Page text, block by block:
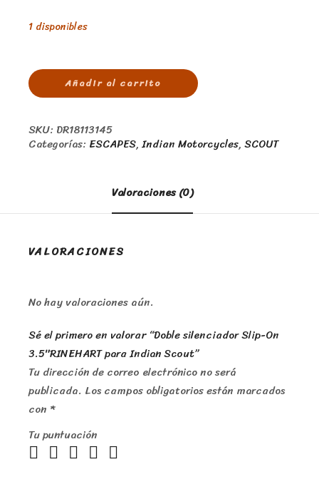
1 disponibles
Añadir al carrito
SKU: DR18113145
Categorías: ESCAPES,Indian Motorcycles,SCOUT
Valoraciones (0)
VALORACIONES
No hay valoraciones aún.
Sé el primero en valorar “Doble silenciador Slip-On
3.5″RINEHART para Indian Scout”
Tu dirección de correo electrónico no será
publicada. Los campos obligatorios están marcados
con *
Tu puntuación